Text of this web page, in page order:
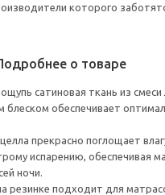
которого
о товаре
сатиновая ткань из смеси
блеском обеспечивает
прекрасно поглощает
испарению, обеспечивая
ночи.
резинке подходит для